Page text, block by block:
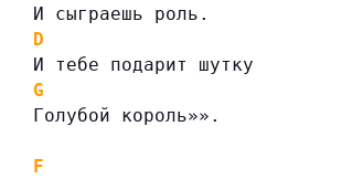
И сыграешь роль.
D
И тебе подарит шутку
G
Голубой король»».
F